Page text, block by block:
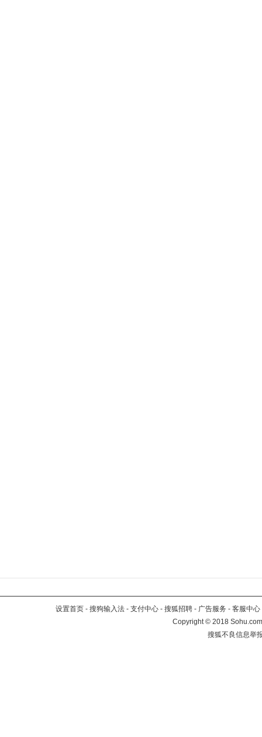
设置首页 - 搜狗输入法 - 支付中心 - 搜狐招聘 - 广告服务 - 客服中心
Copyright©2018
搜狐不良信息举